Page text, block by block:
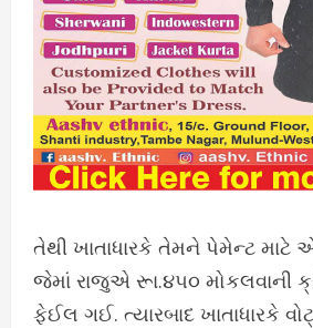
તેથી ખાતાધારકે તેમને પેમેન્ટ માટે
જેમાં રાજુએ રૂા.૪૫૦ મોકલવાની
ફેઈલ ગઈ. ત્યારબાદ ખાતાધારકે